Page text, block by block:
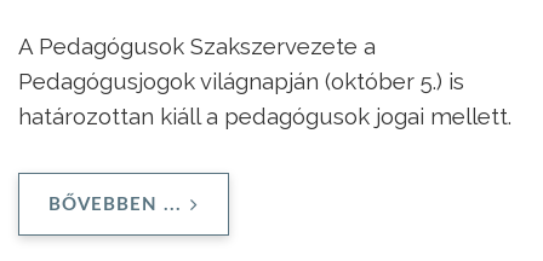
A Pedagógusok Szakszervezete a
Pedagógusjogok világnapján (október 5.) is
határozottan kiáll a pedagógusok jogai mellett.
BŐVEBBEN ...